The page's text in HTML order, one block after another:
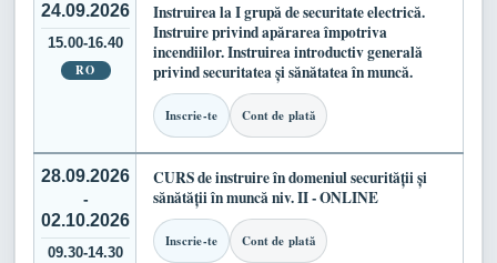
24.09.2026
15.00-16.40
RO
Instruirea la I grupă de securitate electrică.
Instruire privind apărarea împotriva
incendiilor. Instruirea introductiv generală
privind securitatea și sănătatea în muncă.
Inscrie-te Cont de plată
28.09.2026
-
02.10.2026
09.30-14.30
CURS de instruire în domeniul securității și
sănătății în muncă niv. II - ONLINE
Inscrie-te Cont de plată